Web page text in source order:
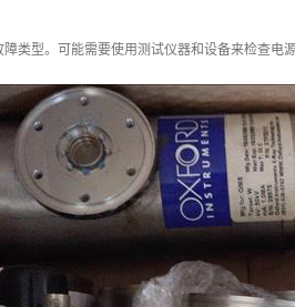
类型。可能需要使用测试仪器和设备来检查电